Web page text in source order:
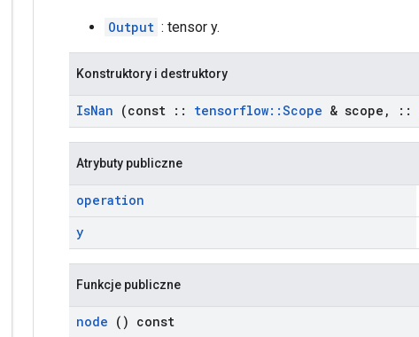
Output : tensor y.
Konstruktory i destruktory
IsNan (const :: tensorflow::Scope & scope , ::
Atrybuty publiczne
operation
y
Funkcje publiczne
node () const